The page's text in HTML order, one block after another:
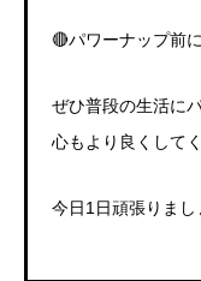
🔴パワーナップ前
ぜひ普段の生活に
心もより良くして
今日1日頑張りまし